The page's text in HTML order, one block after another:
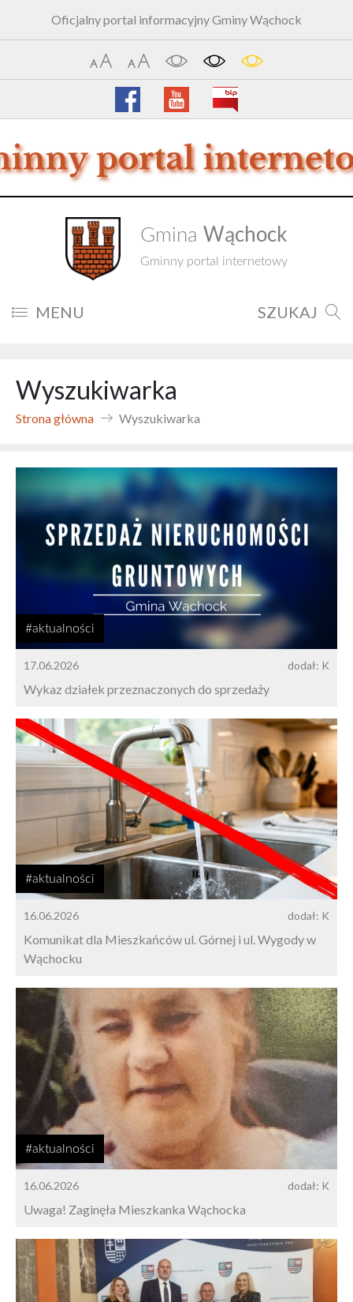
Oficjalny portal informacyjny Gminy Wąchock
Gmina Wąchock
Gminny portal internetowy
MENU SZUKAJ
Wyszukiwarka
Strona główna Wyszukiwarka
#aktualności
17.06.2026 dodał: K
Wykaz działek przeznaczonych do sprzedaży
#aktualności
16.06.2026 dodał: K
Komunikat dla Mieszkańców ul. Górnej i ul. Wygody w
Wąchocku
#aktualności
16.06.2026 dodał: K
Uwaga! Zaginęła Mieszkanka Wąchocka